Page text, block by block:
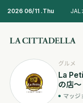
2026 06/11 .Thu JAL
グルメ
La
の店～
マッジ